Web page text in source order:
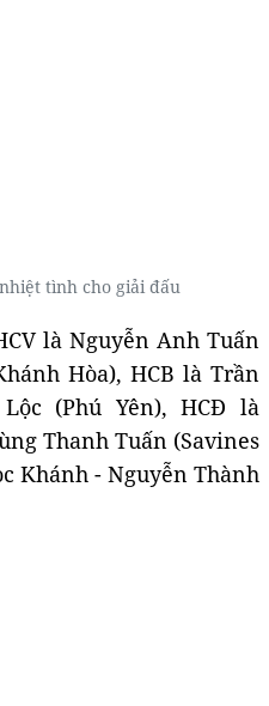
tình cho giải đấu
là Nguyễn Anh Tuấn
Hòa), HCB là Trần
(Phú Yên), HCĐ là
Thanh Tuấn (Savines
Khánh - Nguyễn Thành